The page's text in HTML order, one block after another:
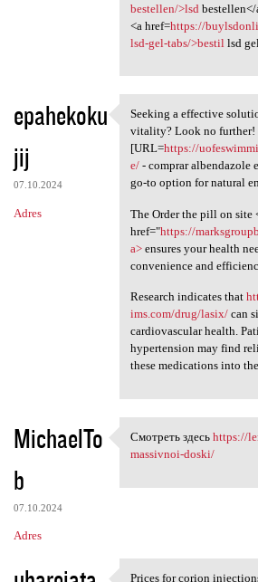
bestellen/>lsd bestellen</
<a href=https://
lsd-gel-tabs/>bestil lsd
epahekoku
jij
07.10.2024
Adres
Seeking a effective
Seeking a effective
vitality? Look no further!
[URL=https://
e/- comprar albendazole
go-to option for natural
The Order the pill on site
href="https://
a>ensures your health
convenience and
Research indicates that
ims.com/drug/lasix/can
cardiovascular health.
hypertension may find
these medications into
MichaelTo
b
07.10.2024
Adres
Смотреть здесь
Смотреть здесь https://
massivnoi-doski/
Prices for corion